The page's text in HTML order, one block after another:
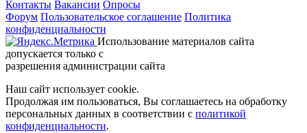
Контакты Вакансии Опросы
Форум Пользовательское соглашение Политика
конфиденциальности
Использование материалов сайта
допускается только с
разрешения администрации сайта
Наш сайт использует cookie.
Продолжая им пользоваться, Вы соглашаетесь на обработку
персональных данных в соответствии с политикой
конфиденциальности.